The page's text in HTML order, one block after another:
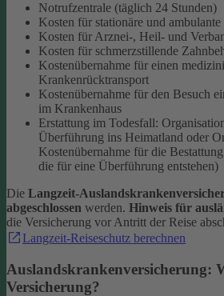
Notrufzentrale (täglich 24 Stunden)
Kosten für stationäre und
Kosten für Arznei-, Heil- und
Kosten für schmerzstillende
Kostenübernahme für einen
Krankenrücktransport
Kostenübernahme für den Besuch
im Krankenhaus
Erstattung im Todesfall:
Überführung ins Heimatland oder
Kostenübernahme für die
die für eine Überführung entstehen)
Die Langzeit-
abgeschlossen werden. Hinweis für
die Versicherung vor Antritt der Reise
Langzeit-Reiseschutz berechnen
Auslandskrankenversicherung:
Versicherung?